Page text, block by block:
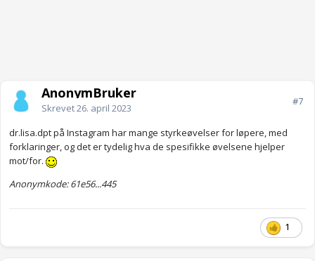
AnonymBruker
Skrevet26. april 2023
#7
dr.lisa.dpt på Instagram har mange styrkeøvelser for løpere, med
forklaringer, og det er tydelig hva de spesifikke øvelsene hjelper
mot/for.
Anonymkode: 61e56...445
1